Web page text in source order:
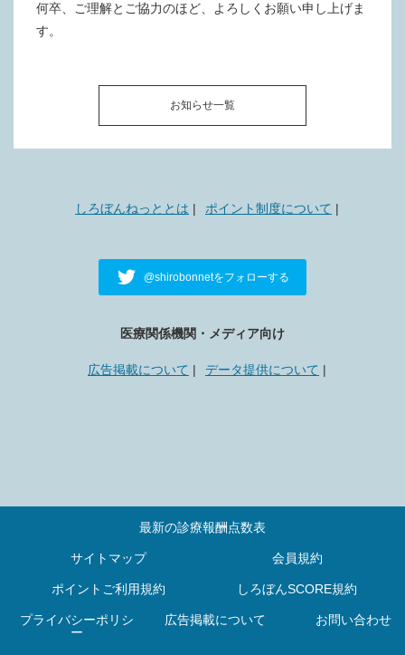
何卒、ご理解とご協力のほど、よろしくお願い申し上げま
す。
お知らせ一覧
しろぼんねっととは ポイント制度について
@shirobonnetをフォローする
医療関係機関・メディア向け
広告掲載について データ提供について
最新の診療報酬点数表
サイトマップ 会員規約
ポイントご利用規約 しろぼんSCORE規約
プライバシーポリシ
ー
広告掲載について お問い合わせ